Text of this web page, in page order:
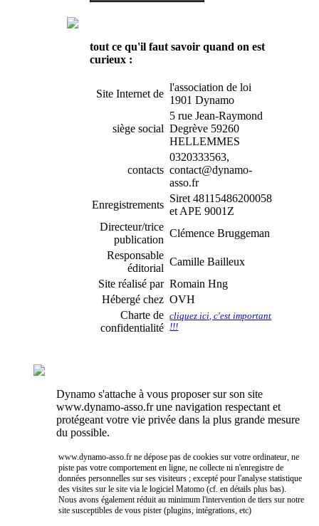
tout ce qu'il faut savoir quand on est
curieux :
Site Internet de
l'association de loi
1901 Dynamo
siège social
5 rue Jean-Raymond
Degrève 59260
HELLEMMES
contacts
0320333563,
contact@dynamo-
asso.fr
Enregistrements
Siret 48115486200058
et APE 9001Z
Directeur/trice
publication
Clémence Bruggeman
Responsable
éditorial
Camille Bailleux
Site réalisé par Romain Hng
Hébergé chez OVH
Charte de
confidentialité
cliquez ici, c'est important
!!!
Dynamo s'attache à vous proposer sur son site
www.dynamo-asso.fr une navigation respectant et
protégeant votre vie privée dans la plus grande mesure
du possible.
www.dynamo-asso.fr ne dépose pas de cookies sur votre ordinateur, ne
piste pas votre comportement en ligne, ne collecte ni n'enregistre de
données personnelles sur ses visiteurs ; excepté pour l'analyse statistique
des visites sur le site via le logiciel Matomo (cf. en détails plus bas).
Nous avons également réduit au minimum l'intervention de tiers sur notre
site susceptibles de vous pister (plugins, intégrations, etc)